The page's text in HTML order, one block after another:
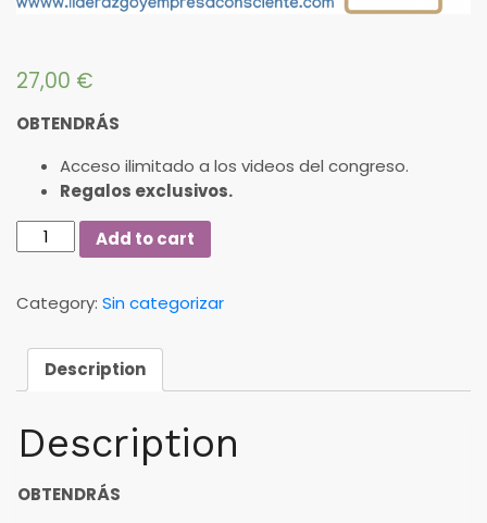
27,00 €
OBTENDRÁS
Acceso ilimitado a los videos del congreso.
Regalos exclusivos.
Entrada
VIP
Add to cart
Category: Sin categorizar
Description
Description
OBTENDRÁS